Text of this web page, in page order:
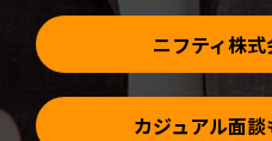
す)
ニフティ株
カジュアル面談